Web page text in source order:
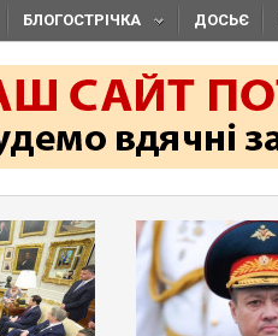
БЛОГОСТРІЧКА ДОСЬЄ